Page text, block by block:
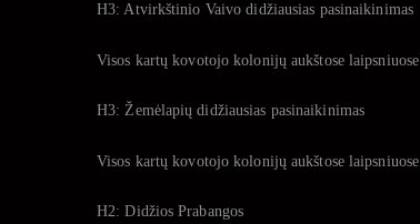
H3: Atvirkštinio Vaivo didžiausias pasinaikinimas
Visos kartų kovotojo kolonijų aukštose
H3: Žemėlapių didžiausias pasinaikinimas
Visos kartų kovotojo kolonijų aukštose
H2: Didžios Prabangos